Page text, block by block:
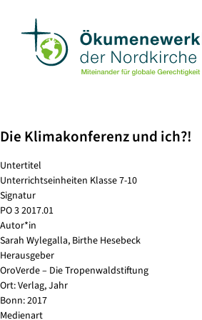
content
Die Klimakonferenz und ich?!
Untertitel
Unterrichtseinheiten Klasse 7-10
Signatur
PO 3 2017.01
Autor*in
Sarah Wylegalla, Birthe Hesebeck
Herausgeber
OroVerde – Die Tropenwaldstiftung
Ort: Verlag, Jahr
Bonn: 2017
Medienart